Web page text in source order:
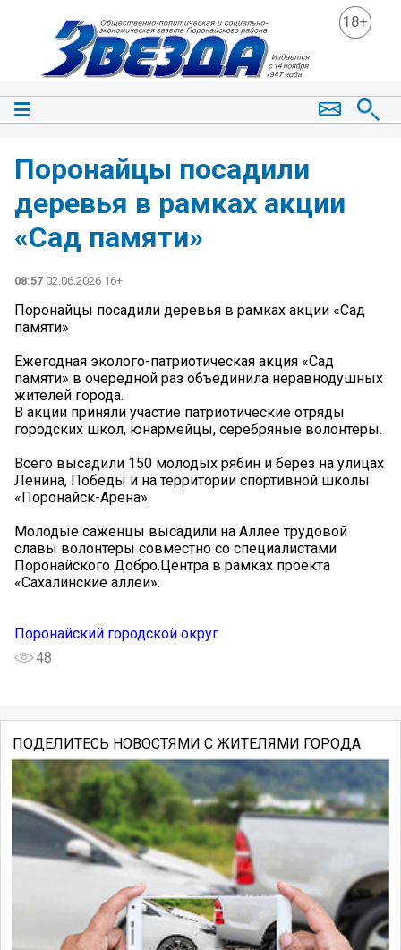
18+
Поронайцы посадили
деревья в рамках акции
«Сад памяти»
08:57 02.06.2026 16+
Поронайцы посадили деревья в рамках акции «Сад
памяти»
Ежегодная эколого-патриотическая акция «Сад
памяти» в очередной раз объединила неравнодушных
жителей города.
В акции приняли участие патриотические отряды
городских школ, юнармейцы, серебряные волонтеры.
Всего высадили 150 молодых рябин и берез на улицах
Ленина, Победы и на территории спортивной школы
«Поронайск-Арена».
Молодые саженцы высадили на Аллее трудовой
славы волонтеры совместно со специалистами
Поронайского Добро.Центра в рамках проекта
«Сахалинские аллеи».
Поронайский городской округ
48
ПОДЕЛИТЕСЬ НОВОСТЯМИ С ЖИТЕЛЯМИ ГОРОДА